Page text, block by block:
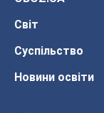
Світ
Суспільство
Новини освіти